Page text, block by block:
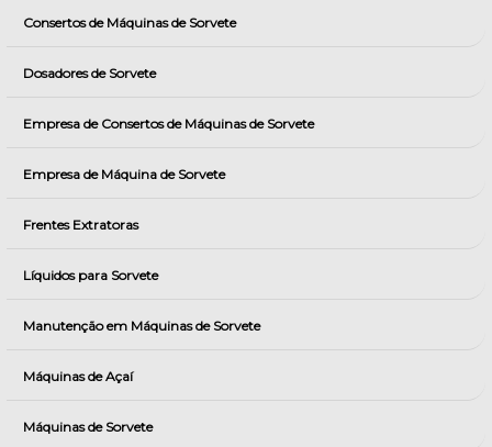
Consertos de Máquinas de Sorvete
Dosadores de Sorvete
Empresa de Consertos de Máquinas de Sorvete
Empresa de Máquina de Sorvete
Frentes Extratoras
Líquidos para Sorvete
Manutenção em Máquinas de Sorvete
Máquinas de Açaí
Máquinas de Sorvete